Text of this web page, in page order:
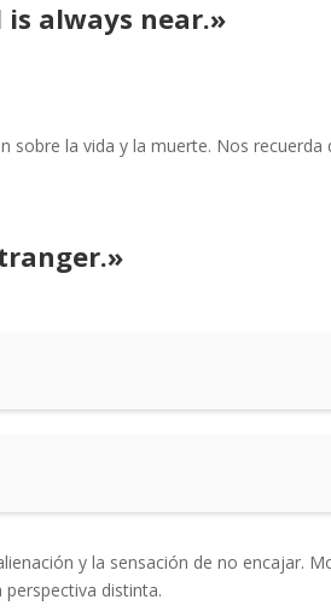
always near.»
la vida y la muerte. Nos recuerda
y la sensación de no encajar.
distinta.